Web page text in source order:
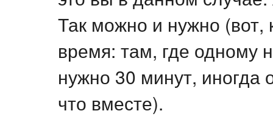
Так можно и нужно (вот,
время: там, где одному
нужно 30 минут, иногда
что вместе).